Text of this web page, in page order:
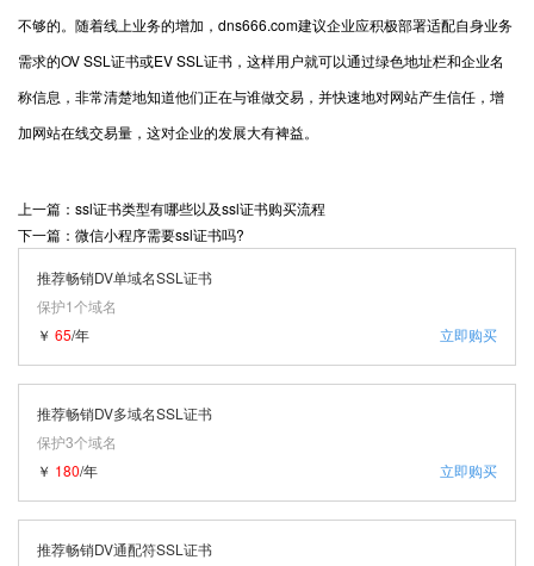
不够的。随着线上业务的增加，dns666.com建议企业应积极部署适配自身业务
需求的OV SSL证书或EV SSL证书，这样用户就可以通过绿色地址栏和企业名
称信息，非常清楚地知道他们正在与谁做交易，并快速地对网站产生信任，增
加网站在线交易量，这对企业的发展大有裨益。
上一篇：ssl证书类型有哪些以及ssl证书购买流程
下一篇：微信小程序需要ssl证书吗?
推荐畅销DV单域名SSL证书
保护1个域名
立即购买
￥ 65/年
推荐畅销DV多域名SSL证书
保护3个域名
立即购买
￥ 180/年
推荐畅销DV通配符SSL证书